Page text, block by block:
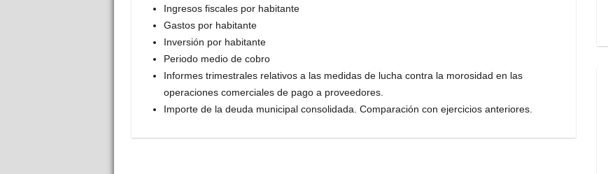
Ingresos fiscales por habitante
Gastos por habitante
Inversión por habitante
Periodo medio de cobro
Informes trimestrales relativos a las medidas de lucha contra la morosidad en las
operaciones comerciales de pago a proveedores.
Importe de la deuda municipal consolidada. Comparación con ejercicios anteriores.